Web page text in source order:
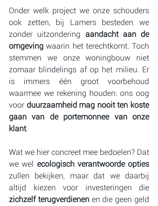
Onder welk project we onze schouders
ook zetten, bij Lamers besteden we
zonder uitzondering aandacht aan de
omgeving waarin het terechtkomt. Toch
stemmen we onze woningbouw niet
zomaar blindelings af op het milieu. Er
is immers één groot voorbehoud
waarmee we rekening houden: ons oog
voor duurzaamheid mag nooit ten koste
gaan van de portemonnee van onze
klant.
Wat we hier concreet mee bedoelen? Dat
we wel ecologisch verantwoorde opties
zullen bekijken, maar dat we daarbij
zichzelf terugverdienen en die geen geld